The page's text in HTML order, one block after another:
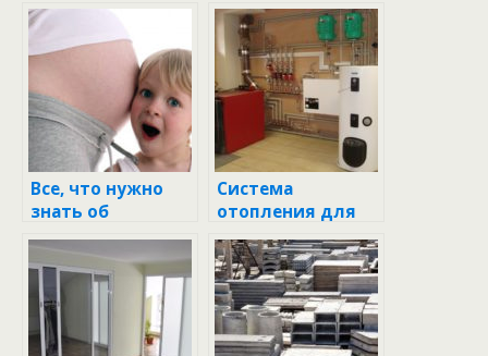
Все, что нужно
знать об
однотрубной
системе
отопления с
принудительной
циркуляцией в
частном доме
Система
отопления для
загородного
дома